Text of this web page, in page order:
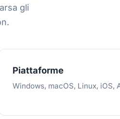
gli
Piattaforme
Windows, macOS, Linux, iOS,